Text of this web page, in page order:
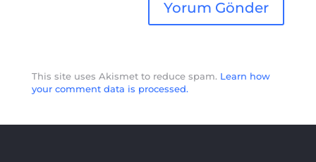
This site uses Akismet to reduce spam. Learn how
your comment data is processed.